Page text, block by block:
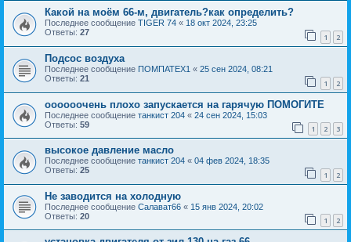
Какой на моём 66-м, двигатель?как определить?
Последнее сообщение TIGER 74 « 18 окт 2024, 23:25
Ответы: 27 1 2
Подсос воздуха
Последнее сообщение ПОМПАТЕХ1 « 25 сен 2024, 08:21
Ответы: 21 1 2
оооооочень плохо запускается на гарячую ПОМОГИТЕ
Последнее сообщение танкист 204 « 24 сен 2024, 15:03
Ответы: 59 1 2 3
высокое давление масло
Последнее сообщение танкист 204 « 04 фев 2024, 18:35
Ответы: 25 1 2
Не заводится на холодную
Последнее сообщение Салават66 « 15 янв 2024, 20:02
Ответы: 20 1 2